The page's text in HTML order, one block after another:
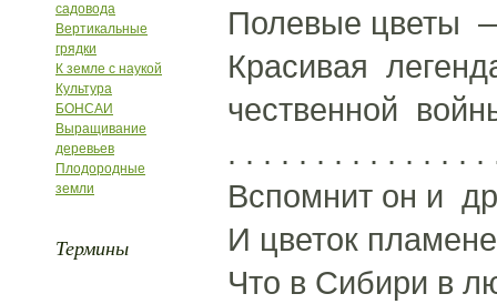
садовода
Вертикальные
грядки
К земле с наукой
Культура
БОНСАИ
Выращивание
деревьев
Плодородные
земли
Термины
Полевые цветы
Красивая
чественной
. . . . . . . . . . . . . .
Вспомнит он и
И цветок
Что в Сибири в